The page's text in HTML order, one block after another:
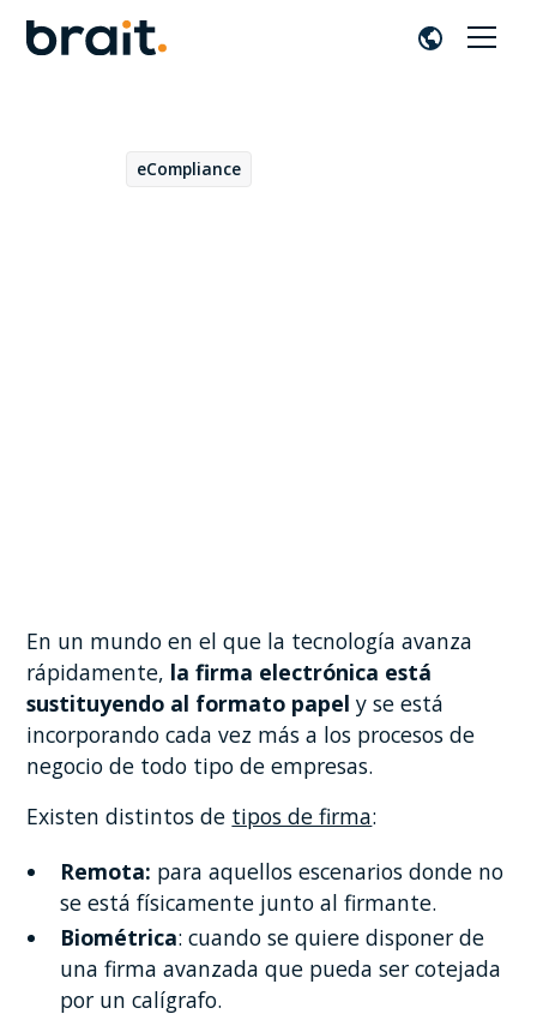
eCompliance
En un mundo en el que la tecnología avanza
rápidamente, la firma electrónica está
sustituyendo al formato papely se está
incorporando cada vez más a los procesos de
negocio de todo tipo de empresas.
Existen distintos de tipos de firma:
Remota: para aquellos escenarios donde no
se está físicamente junto al firmante.
Biométrica: cuando se quiere disponer de
una firma avanzada que pueda ser cotejada
por un calígrafo.